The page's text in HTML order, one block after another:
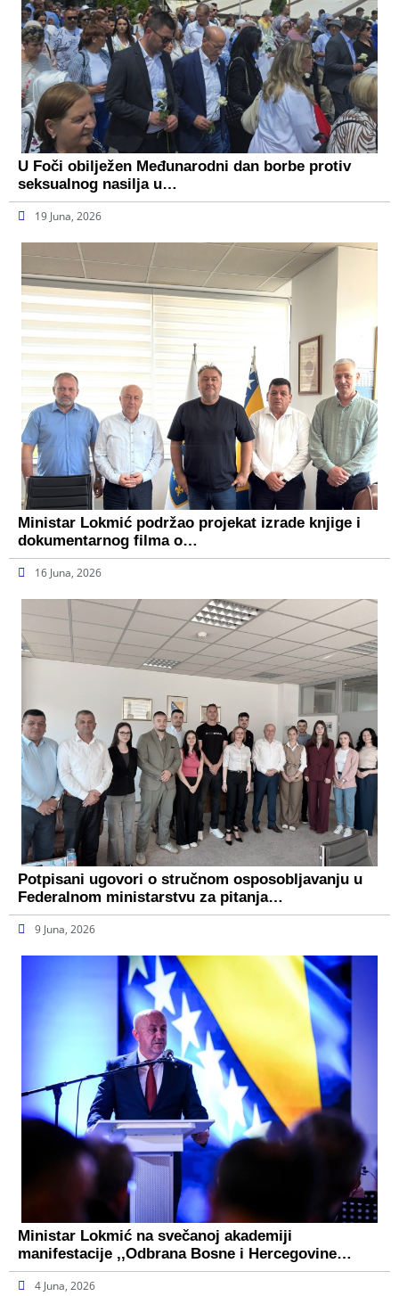
U Foči obilježen Međunarodni dan borbe protiv
seksualnog nasilja u…
19 Juna, 2026
Ministar Lokmić podržao projekat izrade knjige i
dokumentarnog filma o…
16 Juna, 2026
Potpisani ugovori o stručnom osposobljavanju u
Federalnom ministarstvu za pitanja…
9 Juna, 2026
Ministar Lokmić na svečanoj akademiji
manifestacije ,,Odbrana Bosne i Hercegovine…
4 Juna, 2026